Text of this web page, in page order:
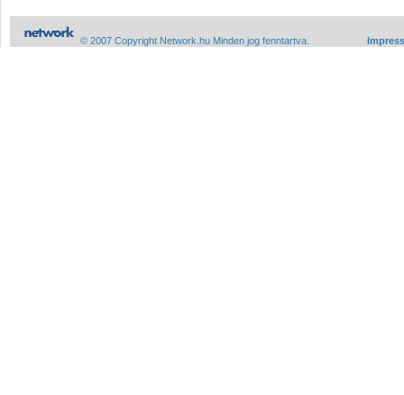
© 2007 Copyright Network.hu Minden jog fenntartva.